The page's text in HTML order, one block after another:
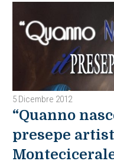
5 Dicembre 2012
“Quanno
presepe